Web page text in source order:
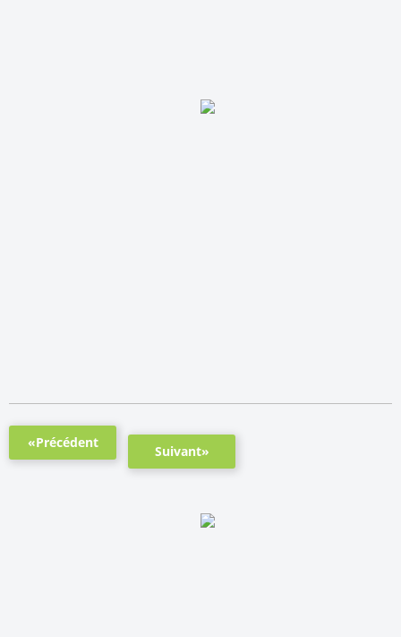
«Précédent
Suivant»